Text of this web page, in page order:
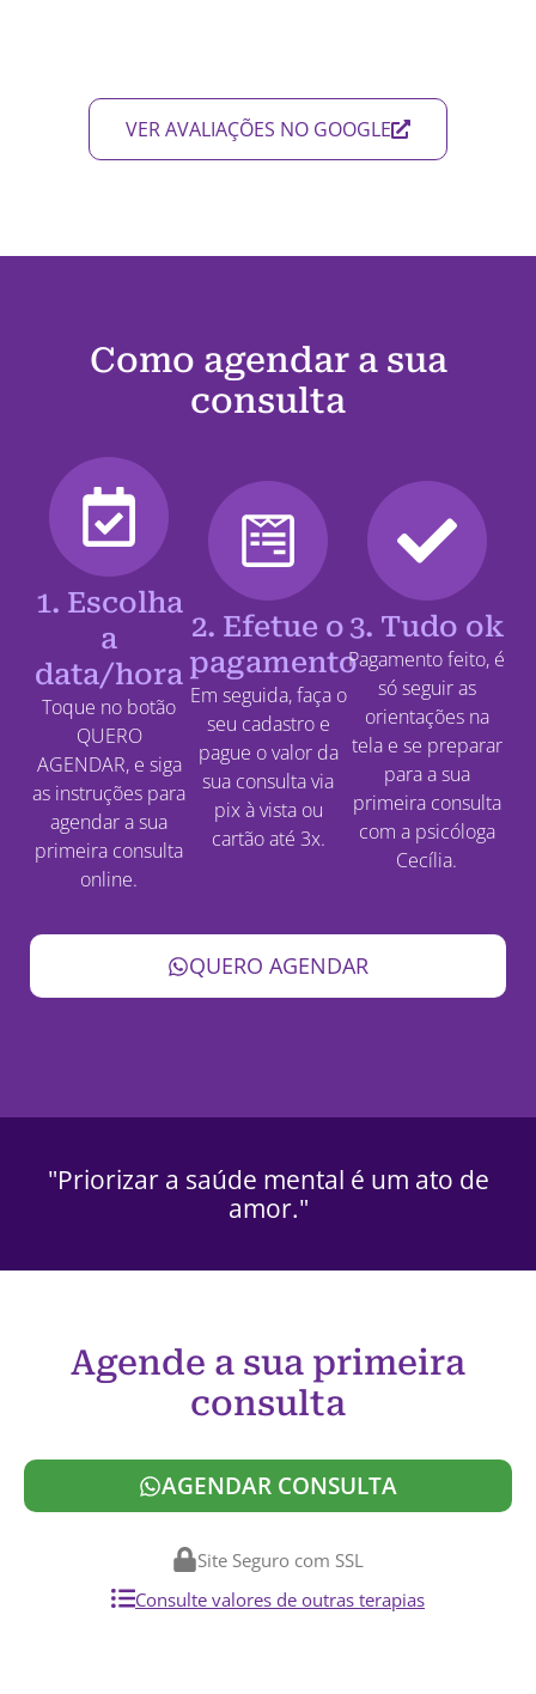
VER AVALIAÇÕES NO GOOGLE
Como agendar a sua
consulta
1. Escolha
a
data/hora
Toque no botão
QUERO
AGENDAR, e siga
as instruções para
agendar a sua
primeira consulta
online.
2. Efetue o
pagamento
Em seguida, faça o
seu cadastro e
pague o valor da
sua consulta via
pix à vista ou
cartão até 3x.
3. Tudo ok
Pagamento feito, é
só seguir as
orientações na
tela e se preparar
para a sua
primeira consulta
com a psicóloga
Cecília.
QUERO AGENDAR
"Priorizar a saúde mental é um ato de
amor."
Agende a sua primeira
consulta
AGENDAR CONSULTA
Site Seguro com SSL
Consulte valores de outras terapias